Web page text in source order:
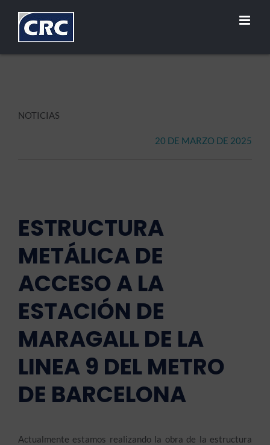
contenido
NOTICIAS
20 DE MARZO DE 2025
ESTRUCTURA
METÁLICA DE
ACCESO A LA
ESTACIÓN DE
MARAGALL DE LA
LINEA 9 DEL METRO
DE BARCELONA
Actualmente estamos realizando la obra de la estructura